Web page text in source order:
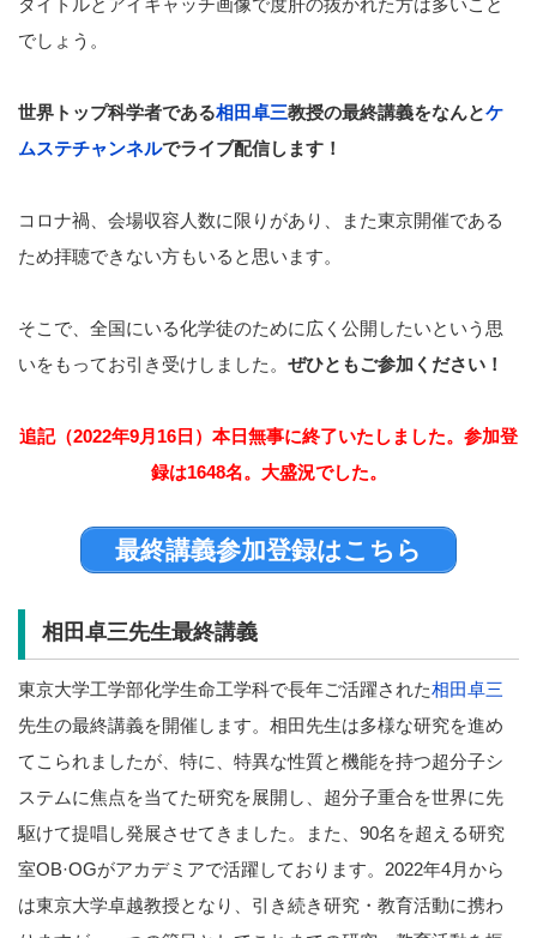
でしょう。
世界トップ科学者である相田卓三教授の最終講義をなんとケ
ムステチャンネルでライブ配信します！
コロナ禍、会場収容人数に限りがあり、また東京開催である
ため拝聴できない方もいると思います。
そこで、全国にいる化学徒のために広く公開したいという思
いをもってお引き受けしました。 ぜひともご参加ください！
追記（2022年9月16日）本日無事に終了いたしました。参加登
録は1648名。大盛況でした。
最終講義参加登録はこちら
相田卓三先生最終講義
東京大学工学部化学生命工学科で長年ご活躍された相田卓三
先生の最終講義を開催します。相田先生は多様な研究を進め
てこられましたが、特に、特異な性質と機能を持つ超分子シ
ステムに焦点を当てた研究を展開し、超分子重合を世界に先
駆けて提唱し発展させてきました。また、 90名を超える研究
室OB·OGがアカデミアで活躍しております。 2022年4月から
は東京大学卓越教授となり、引き続き研究・教育活動に携わ